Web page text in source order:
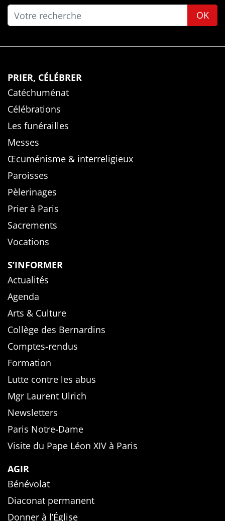
OK
PRIER, CÉLÉBRER
Catéchuménat
Célébrations
Les funérailles
Messes
Œcuménisme & interreligieux
Paroisses
Pèlerinages
Prier à Paris
Sacrements
Vocations
S’INFORMER
Actualités
Agenda
Arts & Culture
Collège des Bernardins
Comptes-rendus
Formation
Lutte contre les abus
Mgr Laurent Ulrich
Newsletters
Paris Notre-Dame
Visite du Pape Léon XIV à Paris
AGIR
Bénévolat
Diaconat permanent
Donner à l’Église